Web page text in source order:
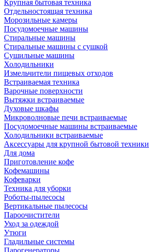
Крупная бытовая техника
Отдельностоящая техника
Морозильные камеры
Посудомоечные машины
Стиральные машины
Стиральные машины с сушкой
Сушильные машины
Холодильники
Измельчители пищевых отходов
Встраиваемая техника
Варочные поверхности
Вытяжки встраиваемые
Духовые шкафы
Микроволновые печи встраиваемые
Посудомоечные машины встраиваемые
Холодильники встраиваемые
Аксессуары для крупной бытовой техники
Для дома
Приготовление кофе
Кофемашины
Кофеварки
Техника для уборки
Роботы-пылесосы
Вертикальные пылесосы
Пароочистители
Уход за одеждой
Утюги
Гладильные системы
Парогенераторы